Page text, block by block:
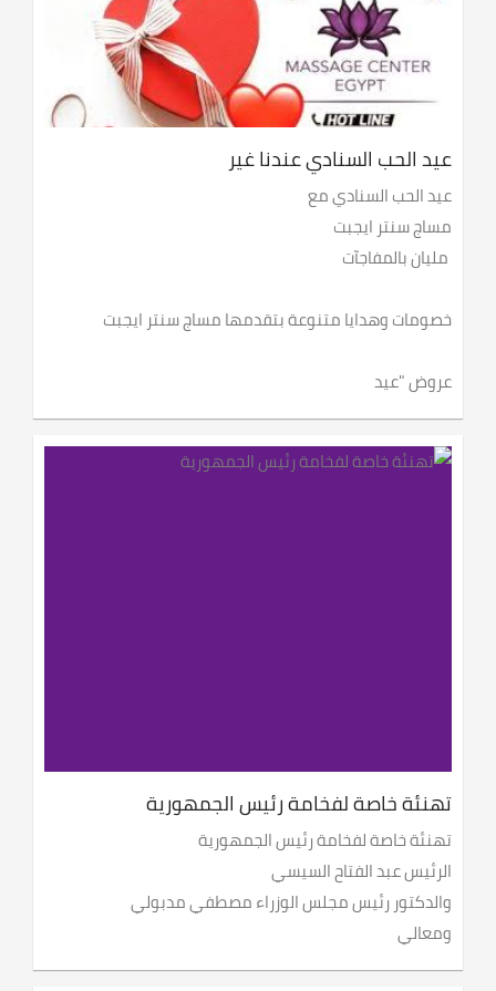
عيد الحب السنادي عندنا غير
عيد الحب السنادي مع
مساج سنتر ايجبت
مليان بالمفاجآت
خصومات وهدايا متنوعة بتقدمها مساج سنتر ايجبت
عروض "عيد
تهنئة خاصة لفخامة رئيس الجمهورية
تهنئة خاصة لفخامة رئيس الجمهورية
الرئيس عبد الفتاح السيسي
والدكتور رئيس مجلس الوزراء مصطفي مدبولي
ومعالي